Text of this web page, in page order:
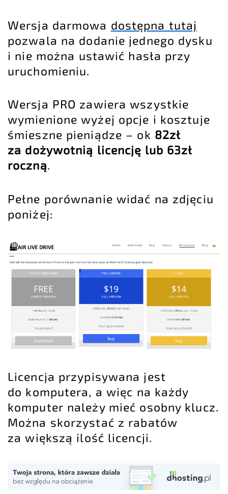
Wersja darmowa dostępna tutaj
pozwala na dodanie jednego dysku
i nie można ustawić hasła przy
uruchomieniu.
Wersja PRO zawiera wszystkie
wymienione wyżej opcje i kosztuje
śmieszne pieniądze – ok 82zł
za dożywotnią licencję lub 63zł
roczną.
Pełne porównanie widać na zdjęciu
poniżej:
Licencja przypisywana jest
do komputera, a więc na każdy
komputer należy mieć osobny klucz.
Można skorzystać z rabatów
za większą ilość licencji.